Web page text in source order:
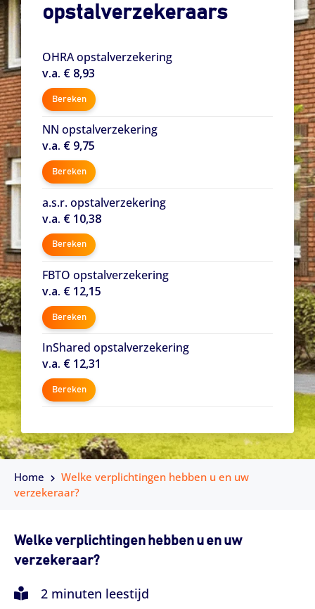
opstalverzekeraars
OHRA opstalverzekering
v.a. € 8,93
Bereken
NN opstalverzekering
v.a. € 9,75
Bereken
a.s.r. opstalverzekering
v.a. € 10,38
Bereken
FBTO opstalverzekering
v.a. € 12,15
Bereken
InShared opstalverzekering
v.a. € 12,31
Bereken
Home
Welke verplichtingen hebben u en uw
verzekeraar?
Welke verplichtingen hebben u en uw
verzekeraar?
2 minuten leestijd